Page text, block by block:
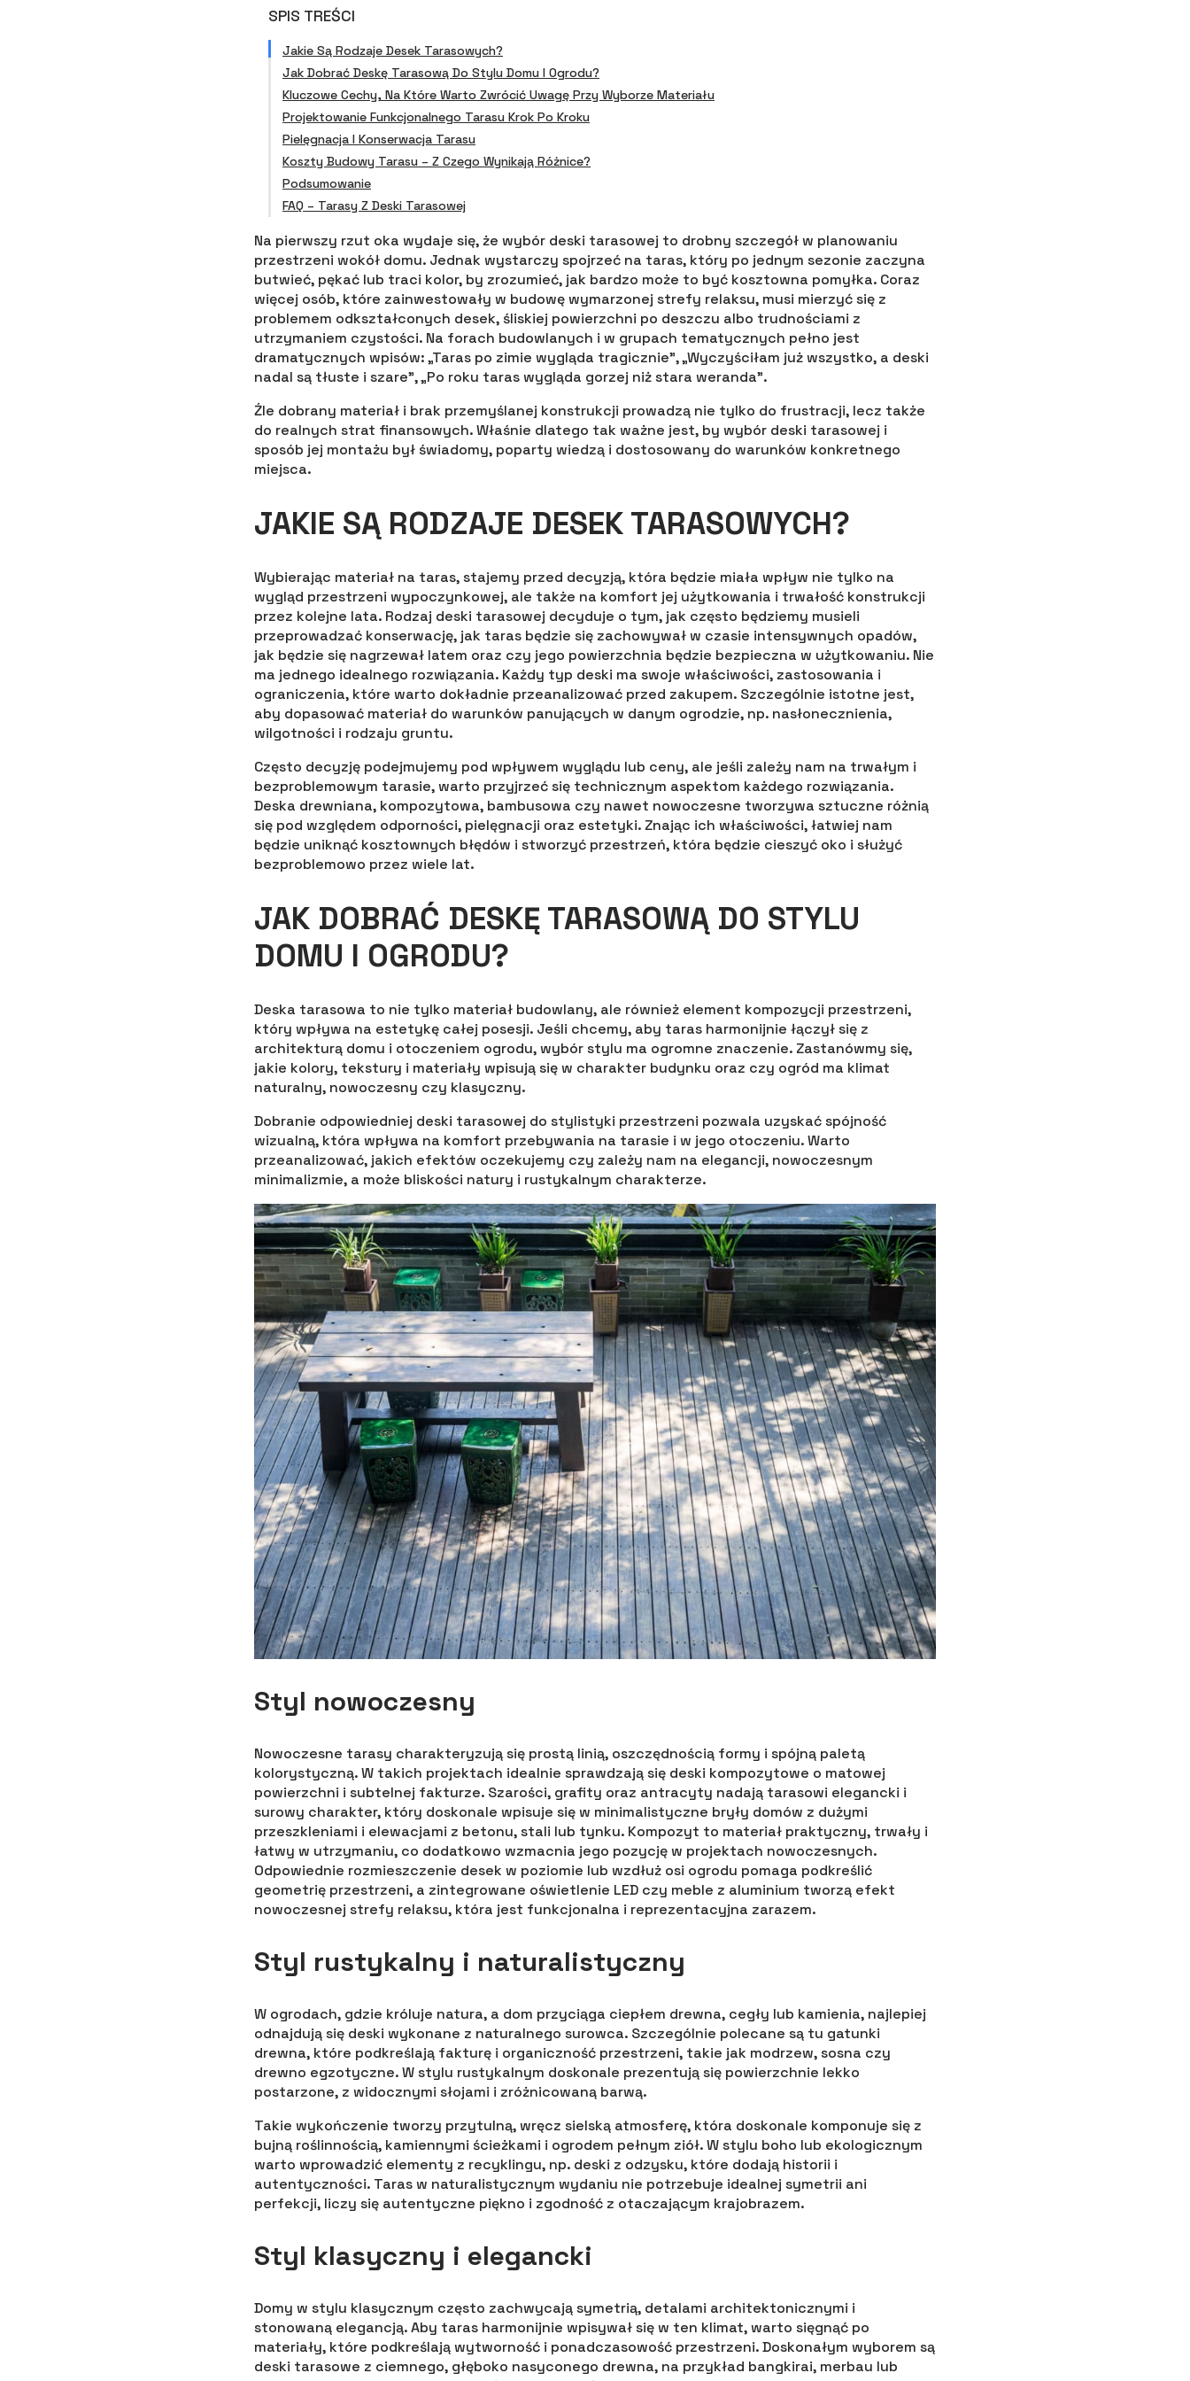
SPIS TREŚCI
Jakie Są Rodzaje Desek Tarasowych?
Jak Dobrać Deskę Tarasową Do Stylu Domu I Ogrodu?
Kluczowe Cechy, Na Które Warto Zwrócić Uwagę Przy Wyborze Materiału
Projektowanie Funkcjonalnego Tarasu Krok Po Kroku
Pielęgnacja I Konserwacja Tarasu
Koszty Budowy Tarasu – Z Czego Wynikają Różnice?
Podsumowanie
FAQ – Tarasy Z Deski Tarasowej
Na pierwszy rzut oka wydaje się, że wybór deski tarasowej to drobny szczegół w planowaniu
przestrzeni wokół domu. Jednak wystarczy spojrzeć na taras, który po jednym sezonie zaczyna
butwieć, pękać lub traci kolor, by zrozumieć, jak bardzo może to być kosztowna pomyłka. Coraz
więcej osób, które zainwestowały w budowę wymarzonej strefy relaksu, musi mierzyć się z
problemem odkształconych desek, śliskiej powierzchni po deszczu albo trudnościami z
utrzymaniem czystości. Na forach budowlanych i w grupach tematycznych pełno jest
dramatycznych wpisów: „Taras po zimie wygląda tragicznie”, „Wyczyściłam już wszystko, a deski
nadal są tłuste i szare”, „Po roku taras wygląda gorzej niż stara weranda”.
Źle dobrany materiał i brak przemyślanej konstrukcji prowadzą nie tylko do frustracji, lecz także
do realnych strat finansowych. Właśnie dlatego tak ważne jest, by wybór deski tarasowej i
sposób jej montażu był świadomy, poparty wiedzą i dostosowany do warunków konkretnego
miejsca.
JAKIE SĄ RODZAJE DESEK TARASOWYCH?
Wybierając materiał na taras, stajemy przed decyzją, która będzie miała wpływ nie tylko na
wygląd przestrzeni wypoczynkowej, ale także na komfort jej użytkowania i trwałość konstrukcji
przez kolejne lata. Rodzaj deski tarasowej decyduje o tym, jak często będziemy musieli
przeprowadzać konserwację, jak taras będzie się zachowywał w czasie intensywnych opadów,
jak będzie się nagrzewał latem oraz czy jego powierzchnia będzie bezpieczna w użytkowaniu. Nie
ma jednego idealnego rozwiązania. Każdy typ deski ma swoje właściwości, zastosowania i
ograniczenia, które warto dokładnie przeanalizować przed zakupem. Szczególnie istotne jest,
aby dopasować materiał do warunków panujących w danym ogrodzie, np. nasłonecznienia,
wilgotności i rodzaju gruntu.
Często decyzję podejmujemy pod wpływem wyglądu lub ceny, ale jeśli zależy nam na trwałym i
bezproblemowym tarasie, warto przyjrzeć się technicznym aspektom każdego rozwiązania.
Deska drewniana, kompozytowa, bambusowa czy nawet nowoczesne tworzywa sztuczne różnią
się pod względem odporności, pielęgnacji oraz estetyki. Znając ich właściwości, łatwiej nam
będzie uniknąć kosztownych błędów i stworzyć przestrzeń, która będzie cieszyć oko i służyć
bezproblemowo przez wiele lat.
JAK DOBRAĆ DESKĘ TARASOWĄ DO STYLU
DOMU I OGRODU?
Deska tarasowa to nie tylko materiał budowlany, ale również element kompozycji przestrzeni,
który wpływa na estetykę całej posesji. Jeśli chcemy, aby taras harmonijnie łączył się z
architekturą domu i otoczeniem ogrodu, wybór stylu ma ogromne znaczenie. Zastanówmy się,
jakie kolory, tekstury i materiały wpisują się w charakter budynku oraz czy ogród ma klimat
naturalny, nowoczesny czy klasyczny.
Dobranie odpowiedniej deski tarasowej do stylistyki przestrzeni pozwala uzyskać spójność
wizualną, która wpływa na komfort przebywania na tarasie i w jego otoczeniu. Warto
przeanalizować, jakich efektów oczekujemy czy zależy nam na elegancji, nowoczesnym
minimalizmie, a może bliskości natury i rustykalnym charakterze.
Styl nowoczesny
Nowoczesne tarasy charakteryzują się prostą linią, oszczędnością formy i spójną paletą
kolorystyczną. W takich projektach idealnie sprawdzają się deski kompozytowe o matowej
powierzchni i subtelnej fakturze. Szarości, grafity oraz antracyty nadają tarasowi elegancki i
surowy charakter, który doskonale wpisuje się w minimalistyczne bryły domów z dużymi
przeszkleniami i elewacjami z betonu, stali lub tynku. Kompozyt to materiał praktyczny, trwały i
łatwy w utrzymaniu, co dodatkowo wzmacnia jego pozycję w projektach nowoczesnych.
Odpowiednie rozmieszczenie desek w poziomie lub wzdłuż osi ogrodu pomaga podkreślić
geometrię przestrzeni, a zintegrowane oświetlenie LED czy meble z aluminium tworzą efekt
nowoczesnej strefy relaksu, która jest funkcjonalna i reprezentacyjna zarazem.
Styl rustykalny i naturalistyczny
W ogrodach, gdzie króluje natura, a dom przyciąga ciepłem drewna, cegły lub kamienia, najlepiej
odnajdują się deski wykonane z naturalnego surowca. Szczególnie polecane są tu gatunki
drewna, które podkreślają fakturę i organiczność przestrzeni, takie jak modrzew, sosna czy
drewno egzotyczne. W stylu rustykalnym doskonale prezentują się powierzchnie lekko
postarzone, z widocznymi słojami i zróżnicowaną barwą.
Takie wykończenie tworzy przytulną, wręcz sielską atmosferę, która doskonale komponuje się z
bujną roślinnością, kamiennymi ścieżkami i ogrodem pełnym ziół. W stylu boho lub ekologicznym
warto wprowadzić elementy z recyklingu, np. deski z odzysku, które dodają historii i
autentyczności. Taras w naturalistycznym wydaniu nie potrzebuje idealnej symetrii ani
perfekcji, liczy się autentyczne piękno i zgodność z otaczającym krajobrazem.
Styl klasyczny i elegancki
Domy w stylu klasycznym często zachwycają symetrią, detalami architektonicznymi i
stonowaną elegancją. Aby taras harmonijnie wpisywał się w ten klimat, warto sięgnąć po
materiały, które podkreślają wytworność i ponadczasowość przestrzeni. Doskonałym wyborem są
deski tarasowe z ciemnego, głęboko nasyconego drewna, na przykład bangkirai, merbau lub